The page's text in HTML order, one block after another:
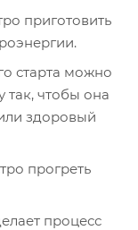
приготовить
старта можно
так, чтобы она
здоровый
прогреть
процесс